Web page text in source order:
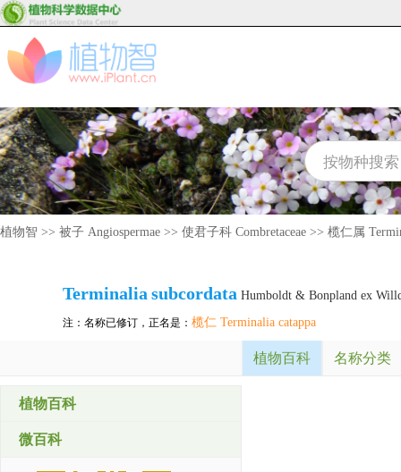
植物智 >> 被子 Angiospermae >> 使君子科 Combretaceae >> 榄仁属
Terminalia subcordata Humboldt & Bonpland ex
注：名称已修订，正名是： 榄仁 Terminalia catappa
植物百科 名称分类
植物百科
微百科